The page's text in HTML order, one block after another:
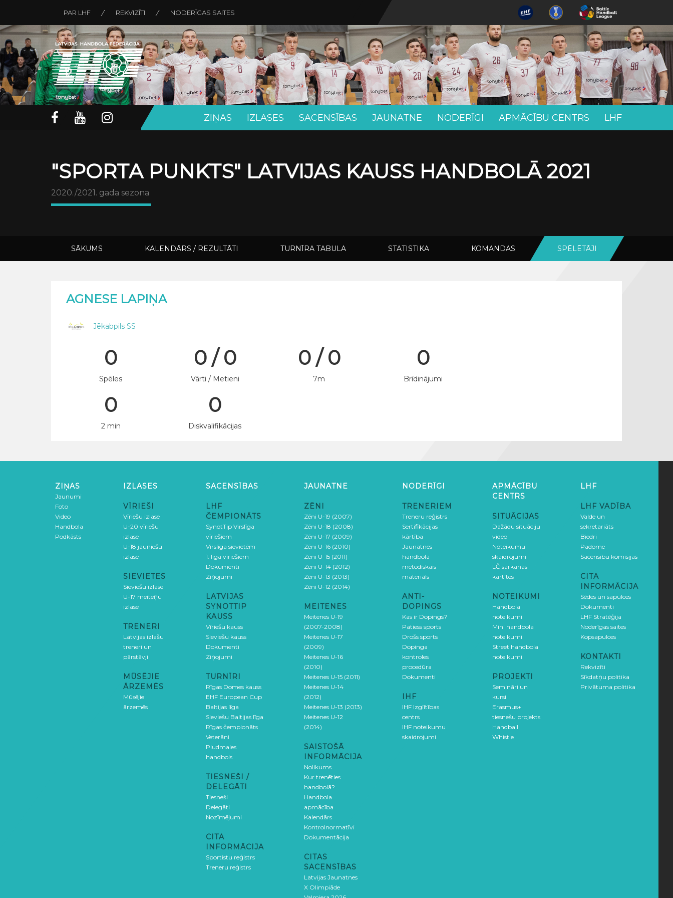
PAR LHF REKVIZĪTI NODERĪGAS SAITES
ZIŅAS IZLASES SACENSĪBAS JAUNATNE NODERĪGI APMĀCĪBU CENTRS LHF
"SPORTA PUNKTS" LATVIJAS KAUSS HANDBOLĀ 2021
2020./2021. gada sezona
SĀKUMS KALENDĀRS / REZULTĀTI TURNĪRA TABULA STATISTIKA KOMANDAS SPĒLĒTĀJI
AGNESE LAPIŅA
Jēkabpils SS
0
Spēles
0 / 0
Vārti / Metieni
0 / 0
7m
0
Brīdinājumi
0
2 min
0
Diskvalifikācijas
ZIŅAS
Jaunumi
Foto
Video
Handbola
Podkāsts
IZLASES
VĪRIEŠI
Vīriešu izlase
U-20 vīriešu
izlase
U-18 jauniešu
izlase
SIEVIETES
Sieviešu izlase
U-17 meiteņu
izlase
TRENERI
Latvijas izlašu
treneri un
pārstāvji
MŪSĒJIE
ĀRZEMĒS
Mūsējie
ārzemēs
SACENSĪBAS
LHF
ČEMPIONĀTS
SynotTip Virslīga
vīriešiem
Virslīga sievietēm
1. līga vīriešiem
Dokumenti
Ziņojumi
LATVIJAS
SYNOTTIP
KAUSS
Vīriešu kauss
Sieviešu kauss
Dokumenti
Ziņojumi
TURNĪRI
Rīgas Domes kauss
EHF European Cup
Baltijas līga
Sieviešu Baltijas līga
Rīgas čempionāts
Veterāni
Pludmales
handbols
TIESNEŠI /
DELEGĀTI
Tiesneši
Delegāti
Nozīmējumi
CITA
INFORMĀCIJA
Sportistu reģistrs
Treneru reģistrs
JAUNATNE
ZĒNI
Zēni U-19 (2007)
Zēni U-18 (2008)
Zēni U-17 (2009)
Zēni U-16 (2010)
Zēni U-15 (2011)
Zēni U-14 (2012)
Zēni U-13 (2013)
Zēni U-12 (2014)
MEITENES
Meitenes U-19
(2007-2008)
Meitenes U-17
(2009)
Meitenes U-16
(2010)
Meitenes U-15 (2011)
Meitenes U-14
(2012)
Meitenes U-13 (2013)
Meitenes U-12
(2014)
SAISTOŠĀ
INFORMĀCIJA
Nolikums
Kur trenēties
handbolā?
Handbola
apmācība
Kalendārs
Kontrolnormatīvi
Dokumentācija
CITAS
SACENSĪBAS
Latvijas Jaunatnes
X Olimpiāde
NODERĪGI
TRENERIEM
Treneru reģistrs
Sertifikācijas
kārtība
Jaunatnes
handbola
metodiskais
materiāls
ANTI-
DOPINGS
Kas ir Dopings?
Patiess sports
Drošs sports
Dopinga
kontroles
procedūra
Dokumenti
IHF
IHF Izglītības
centrs
IHF noteikumu
skaidrojumi
APMĀCĪBU
CENTRS
SITUĀCIJAS
Dažādu situāciju
video
Noteikumu
skaidrojumi
LČ sarkanās
kartītes
NOTEIKUMI
Handbola
noteikumi
Mini handbola
noteikumi
Street handbola
noteikumi
PROJEKTI
Semināri un
kursi
Erasmus+
tiesnešu projekts
Handball
Whistle
LHF
LHF VADĪBA
Valde un
sekretariāts
Biedri
Padome
Sacensību komisijas
CITA
INFORMĀCIJA
Sēdes un sapulces
Dokumenti
LHF Stratēģija
Noderīgas saites
Kopsapulces
KONTAKTI
Rekvizīti
Sīkdatņu politika
Privātuma politika